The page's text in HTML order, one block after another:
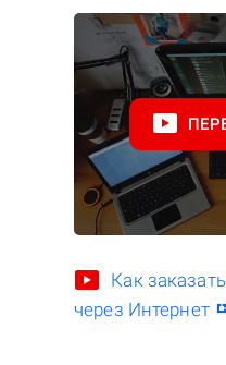
Как
через Интернет